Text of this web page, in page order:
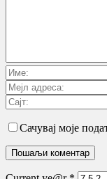
Сачувај моје